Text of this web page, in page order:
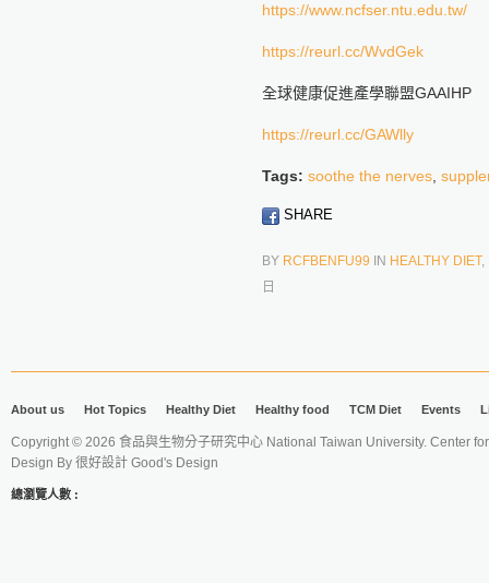
https://www.ncfser.ntu.edu.tw/
https://reurl.cc/WvdGek
全球健康促進產學聯盟GAAIHP
https://reurl.cc/GAWlly
Tags: soothe the nerves
SHARE
BY RCFBENFU99 IN HEALTHY DIET,
日
About us Hot Topics Healthy Diet Healthy food TCM Diet Events
Copyright © 2026 食品與生物分子研究中心 National Taiwan University. Center
Design By 很好設計 Good's Design
總瀏覽人數 :